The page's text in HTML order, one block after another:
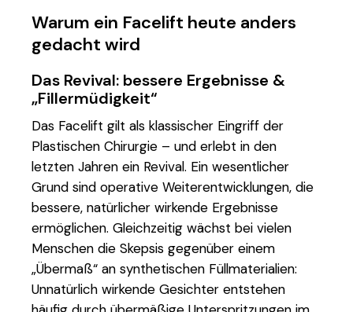
Warum ein Facelift heute anders
gedacht wird
Das Revival: bessere Ergebnisse &
„Fillermüdigkeit“
Das Facelift gilt als klassischer Eingriff der
Plastischen Chirurgie – und erlebt in den
letzten Jahren ein Revival. Ein wesentlicher
Grund sind operative Weiterentwicklungen, die
bessere, natürlicher wirkende Ergebnisse
ermöglichen. Gleichzeitig wächst bei vielen
Menschen die Skepsis gegenüber einem
„Übermaß“ an synthetischen Füllmaterialien:
Unnatürlich wirkende Gesichter entstehen